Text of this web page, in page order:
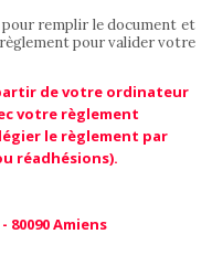
remplir le document et
pour valider votre
de votre ordinateur
votre règlement
le règlement par
réadhésions).
80090 Amiens